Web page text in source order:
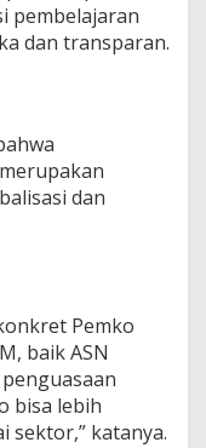
pembelajaran
dan transparan.
dan
Pemko
baik ASN
bisa lebih
sektor,” katanya.